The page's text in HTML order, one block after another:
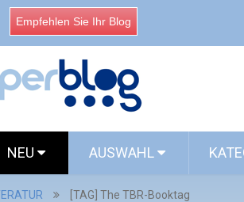
Empfehlen Sie Ihr Blog
NEU AUSWAHL
[TAG] The TBR-Booktag